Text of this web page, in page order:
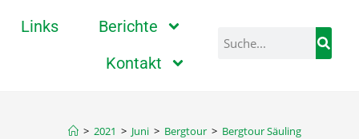
Links
Berichte
Kontakt
> 2021 > Juni > Bergtour > Bergtour Säuling